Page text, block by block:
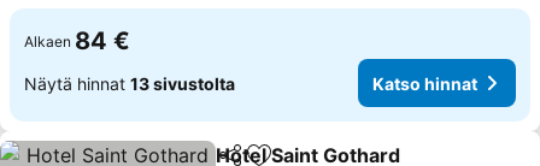
Alkaen 84 €
Näytä hinnat 13 sivustolta Katso hinnat
Hotel Saint Gothard